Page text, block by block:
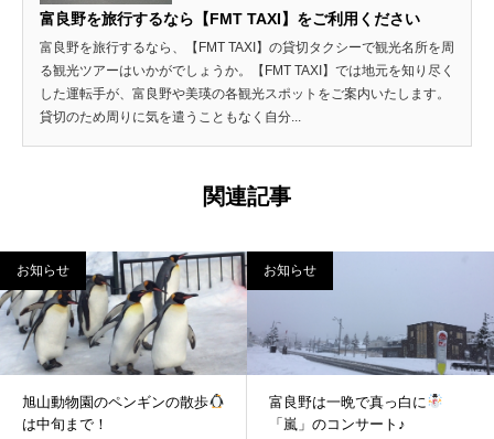
富良野を旅行するなら【FMT TAXI】をご利用ください
富良野を旅行するなら、【FMT TAXI】の貸切タクシーで観光名所を周
る観光ツアーはいかがでしょうか。【FMT TAXI】では地元を知り尽く
した運転手が、富良野や美瑛の各観光スポットをご案内いたします。
貸切のため周りに気を遣うこともなく自分...
関連記事
お知らせ
旭山動物園のペンギンの散歩
は中旬まで！
お知らせ
富良野は一晩で真っ白に
「嵐」のコンサート♪